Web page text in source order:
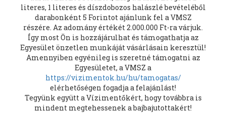
literes, 1 literes és díszdobozos halászlé bevételéből
darabonként 5 Forintot ajánlunk fel a VMSZ
részére. Az adomány értékét 2.000.000 Ft-ra várjuk.
Így most Ön is hozzájárulhat és támogathatja az
Egyesület önzetlen munkáját vásárlásain keresztül!
Amennyiben egyénileg is szeretné támogatni az
Egyesületet, a VMSZ a
https://vizimentok.hu/hu/tamogatas/
elérhetőségen fogadja a felajánlást!
Tegyünk együtt a Vízimentőkért, hogy továbbra is
mindent megtehessenek a bajbajutottakért!